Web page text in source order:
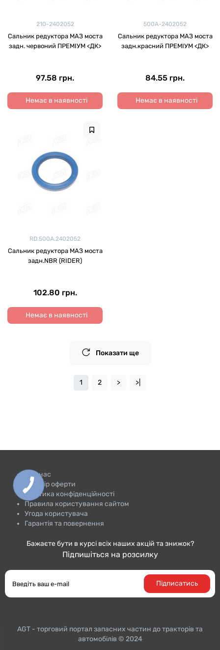
210-2402052
Сальник редуктора МАЗ моста
задн. червоний ПРЕМІУМ <ДК>
97.58 грн.
Немає в наявності
500А-2402052
Сальник редуктора МАЗ моста
задн.красний ПРЕМІУМ <ДК>
84.55 грн.
Немає в наявності
RD.500А.2402052
Сальник редуктора МАЗ моста
задн.NBR (RIDER)
102.80 грн.
Немає в наявності
Показати ще
1 2 > >|
Про нас
Договір оферти
Політика конфіденційності
Правила користування сайтом
Угода користувача
Гарантія та повернення
Бажаєте бути в курсі всіх наших акцій та знижок?
Підпишіться на розсилку
Підписатись
AGT - торговий портал запасних частин до тракторiв та
автомобілів © 2024